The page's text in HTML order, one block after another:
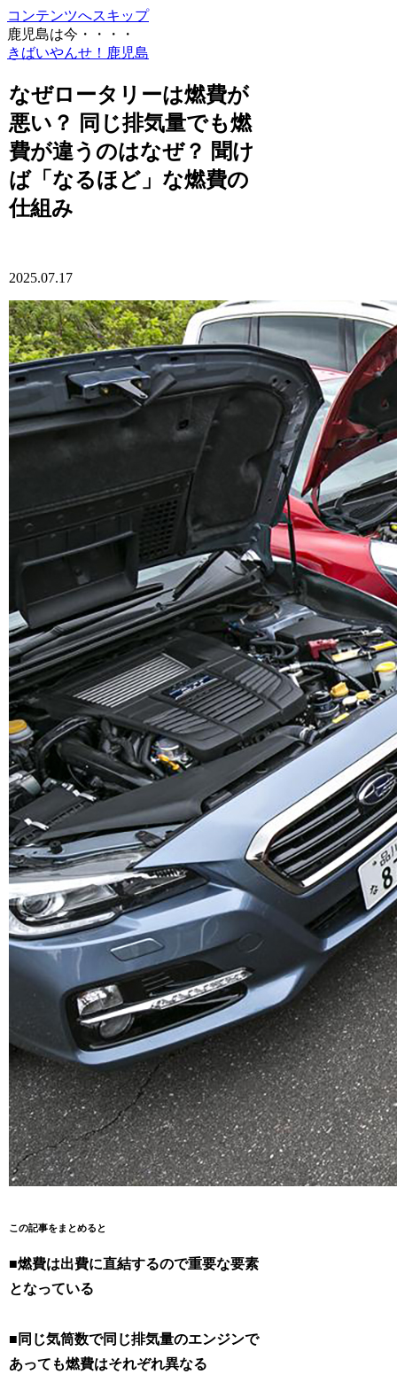
コンテンツへスキップ
鹿児島は今・・・・
きばいやんせ！鹿児島
なぜロータリーは燃費が
悪い？ 同じ排気量でも燃
費が違うのはなぜ？ 聞け
ば「なるほど」な燃費の
仕組み
2025.07.17
この記事をまとめると
■燃費は出費に直結するので重要な要素
となっている
■同じ気筒数で同じ排気量のエンジンで
あっても燃費はそれぞれ異なる